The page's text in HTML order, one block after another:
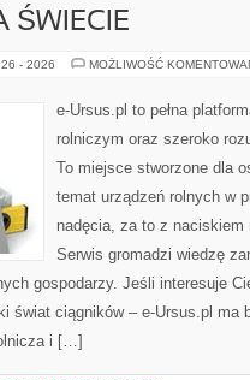
ŚWIECIE
- 2026 MOŻLIWOŚĆ
e-Ursus.pl to pełna
rolniczym oraz szeroko
To miejsce stworzone dla
temat urządzeń rolnych w
nadęcia, za to z
Serwis gromadzi wiedzę
gospodarzy. Jeśli interesuje
świat ciągników – e-Ursus.pl ma
i […]